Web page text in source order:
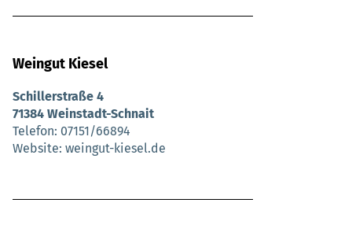
Weingut Kiesel
Schillerstraße 4
71384 Weinstadt-Schnait
Telefon 07151/66894
Website weingut-kiesel.de